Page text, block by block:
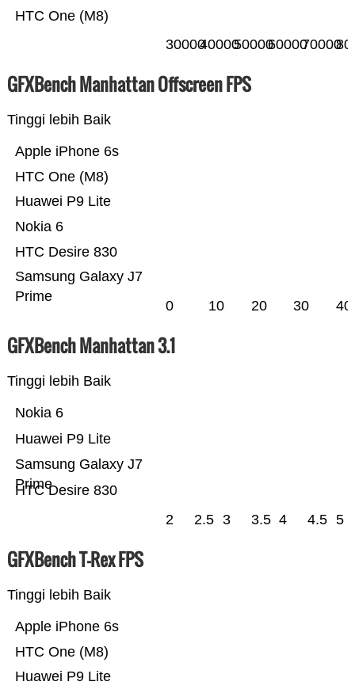
HTC One (M8)
3000040000500006000070000
GFXBench Manhattan Offscreen FPS
Tinggi lebih Baik
Samsung Galaxy J7
Prime
HTC Desire 830
Nokia 6
Huawei P9 Lite
HTC One (M8)
Apple iPhone 6s
0 10 20 30 40
GFXBench Manhattan 3.1
Tinggi lebih Baik
HTC Desire 830
Samsung Galaxy J7
Prime
Huawei P9 Lite
Nokia 6
2 2.5 3 3.5 4 4.5 5
GFXBench T-Rex FPS
Tinggi lebih Baik
Huawei P9 Lite
HTC One (M8)
Apple iPhone 6s